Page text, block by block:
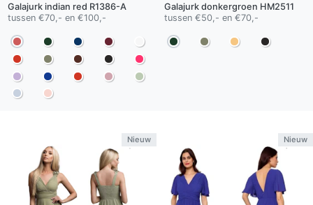
Galajurk indian red R1386-A
tussen €70,- en €100,-
Galajurk donkergroen HM2511
tussen €50,- en €70,-
Nieuw Nieuw